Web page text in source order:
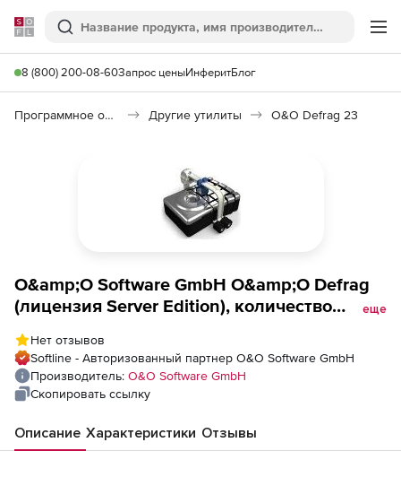
Softline
Поиск
8 (800) 200-08-60Запрос ценыИнферитБлог
Программное обеспечение для работы с файлами и дисками Другие утилиты O&O Defrag 23
O&amp;O Software GmbH O&amp;O Defrag
(лицензия Server Edition), количество
еще
Нет отзывов
Softline - Авторизованный партнер O&O Software GmbH
Производитель: O&O Software GmbH
Скопировать ссылку
Описание Характеристики Отзывы